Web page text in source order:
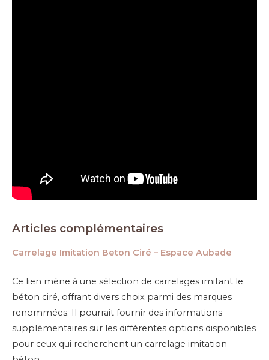
Articles complémentaires
Carrelage Imitation Beton Ciré – Espace Aubade
Ce lien mène à une sélection de carrelages imitant le
béton ciré, offrant divers choix parmi des marques
renommées. Il pourrait fournir des informations
supplémentaires sur les différentes options disponibles
pour ceux qui recherchent un carrelage imitation